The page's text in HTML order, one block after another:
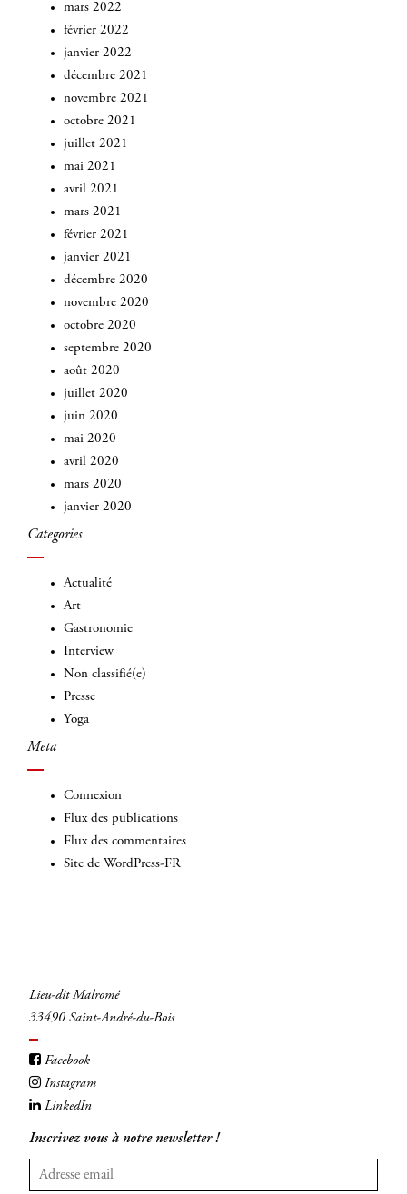
mars 2022
février 2022
janvier 2022
décembre 2021
novembre 2021
octobre 2021
juillet 2021
mai 2021
avril 2021
mars 2021
février 2021
janvier 2021
décembre 2020
novembre 2020
octobre 2020
septembre 2020
août 2020
juillet 2020
juin 2020
mai 2020
avril 2020
mars 2020
janvier 2020
Categories
Actualité
Art
Gastronomie
Interview
Non classifié(e)
Presse
Yoga
Meta
Connexion
Flux des publications
Flux des commentaires
Site de WordPress-FR
Lieu-dit Malromé
33490 Saint-André-du-Bois
Facebook
Instagram
LinkedIn
Inscrivez vous à notre newsletter !